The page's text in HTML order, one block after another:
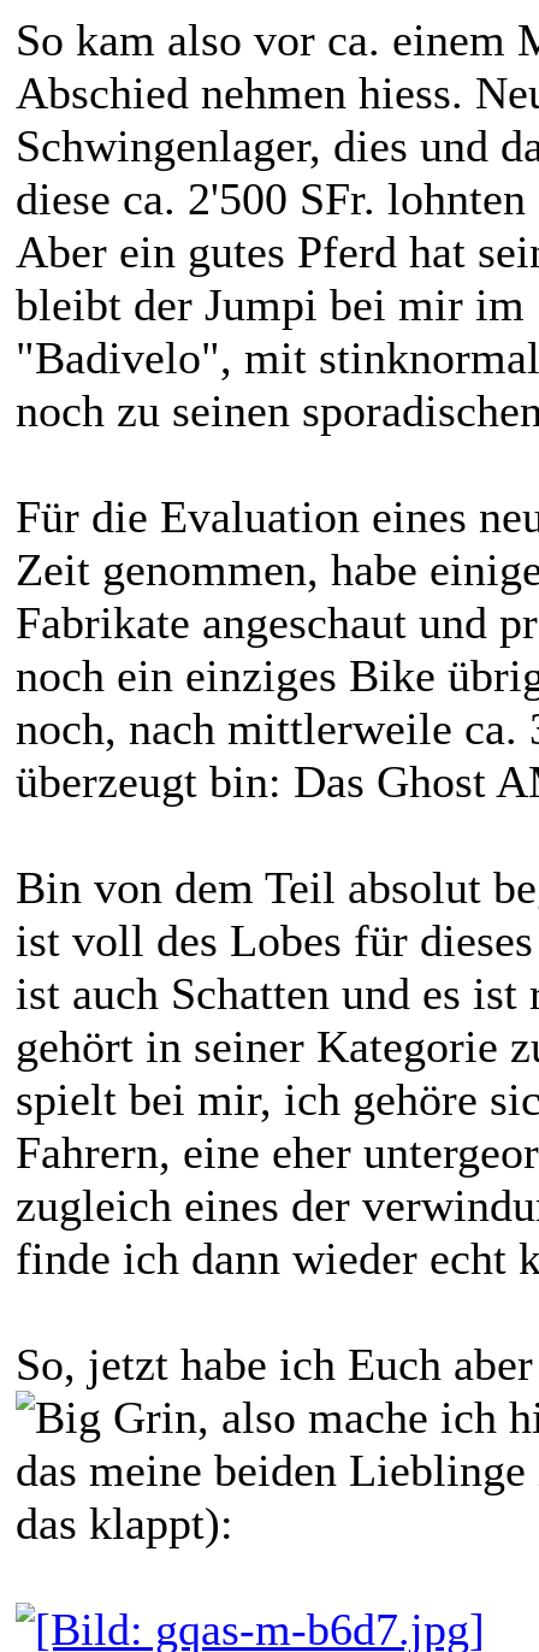
So kam also vor ca. einem
Abschied nehmen hiess.
Schwingenlager, dies und
diese ca. 2'500 SFr.
Aber ein gutes Pferd hat
bleibt der Jumpi bei mir
"Badivelo", mit
noch zu seinen
Für die Evaluation eines
Zeit genommen, habe
Fabrikate angeschaut und
noch ein einziges Bike
noch, nach mittlerweile ca.
überzeugt bin: Das Ghost
Bin von dem Teil absolut
ist voll des Lobes für
ist auch Schatten und es
gehört in seiner Kategorie
spielt bei mir, ich gehöre
Fahrern, eine eher
zugleich eines der
finde ich dann wieder echt
So, jetzt habe ich Euch
, also mache ich
das meine beiden
das klappt):